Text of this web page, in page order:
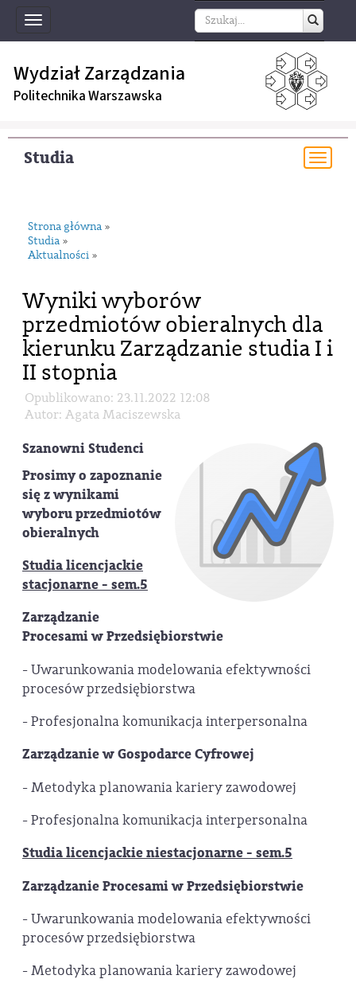
Toggle
navigation
Wydział Zarządzania
Politechnika Warszawska
Studia
Strona główna »
Studia »
Aktualności »
Wyniki wyborów
przedmiotów obieralnych dla
kierunku Zarządzanie studia I i
II stopnia
Opublikowano: 23.11.2022 12:08
Autor: Agata Maciszewska
Szanowni Studenci
Prosimy o zapoznanie
się z wynikami
wyboru przedmiotów
obieralnych
Studia licencjackie
stacjonarne - sem.5
Zarządzanie
Procesami w Przedsiębiorstwie
- Uwarunkowania modelowania efektywności
procesów przedsiębiorstwa
- Profesjonalna komunikacja interpersonalna
Zarządzanie w Gospodarce Cyfrowej
- Metodyka planowania kariery zawodowej
- Profesjonalna komunikacja interpersonalna
Studia licencjackie niestacjonarne - sem.5
Zarządzanie Procesami w Przedsiębiorstwie
- Uwarunkowania modelowania efektywności
procesów przedsiębiorstwa
- Metodyka planowania kariery zawodowej